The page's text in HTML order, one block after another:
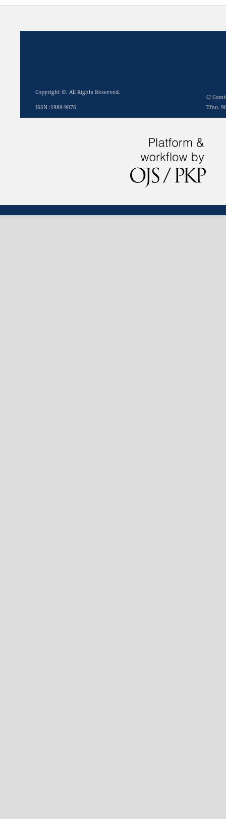
Copyright ©. All Rights Reserved.
ISSN :1989-9076
C/
Tfno.